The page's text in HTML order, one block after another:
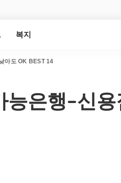
복지
아도 OK BEST 14
능은행–신